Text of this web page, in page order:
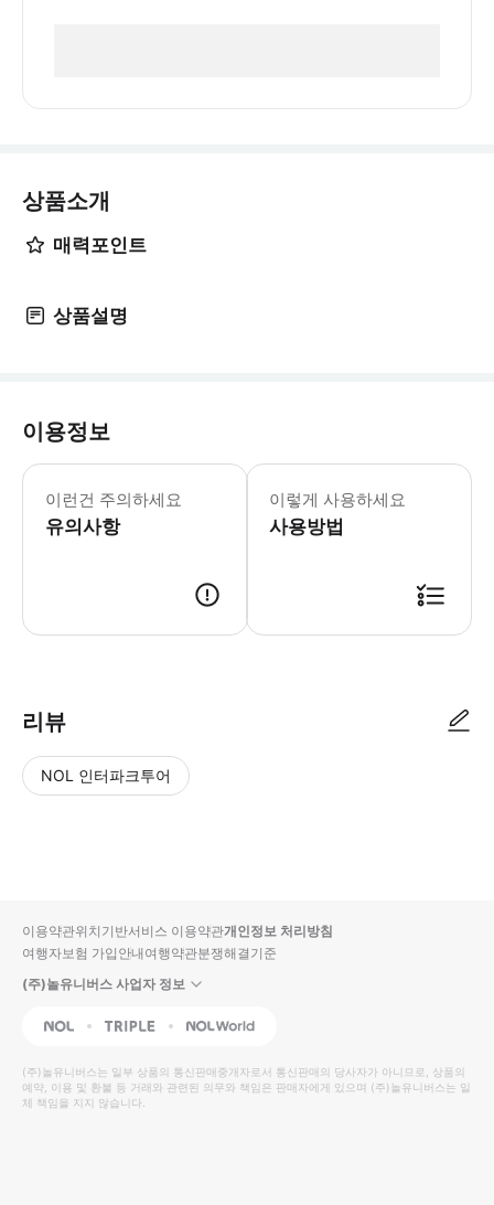
상품소개
매력포인트
상품설명
이용정보
이런건 주의하세요
유의사항
본 상품은 지정일 이용 티켓으로, 예
이렇게 사용하세요
사용방법
리뷰
NOL 인터파크투어
입니
다.
높
은
순
동
영
상
순
상
이용약관위치기반서비스 이용약관개인정보 처리방침
여행자보험 가입안내여행약관분쟁해결기준
(주)놀유니버스 사업자 정보
NOL Triple Interpark Global
(주)놀유니버스는 일부 상품의 통신판매중개자로서 통신판매의 당사자가 아니므로, 상품의
예약, 이용 및 환불 등 거래와 관련된 의무와 책임은 판매자에게 있으며 (주)놀유니버스는 일
체 책임을 지지 않습니다.